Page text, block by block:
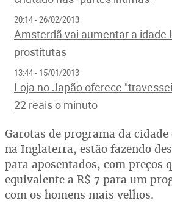
20:14 - 26/02/2013
Amsterdã vai aumentar a idade
prostitutas
13:44 - 15/01/2013
Loja no Japão oferece
22 reais o minuto
Garotas de programa da cidade
na Inglaterra, estão fazendo
para aposentados, com preços
equivalente a R$ 7 para um
com os homens mais velhos.